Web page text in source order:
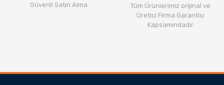
Güvenli Satın Alma
Tüm Ürünlerimiz orijinal ve
Üretici Firma Garantisi
Kapsamındadır